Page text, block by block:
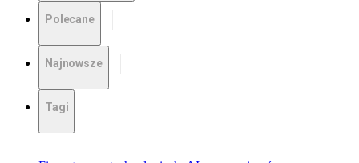
Polecane
Najnowsze
Tagi